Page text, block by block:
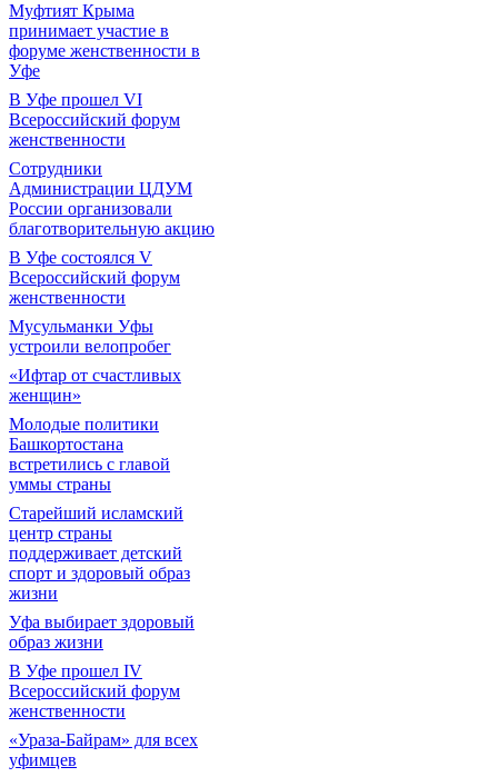
Муфтият Крыма
принимает участие в
форуме женственности в
Уфе
В Уфе прошел VI
Всероссийский форум
женственности
Сотрудники
Администрации ЦДУМ
России организовали
благотворительную акцию
В Уфе состоялся V
Всероссийский форум
женственности
Мусульманки Уфы
устроили велопробег
«Ифтар от счастливых
женщин»
Молодые политики
Башкортостана
встретились с главой
уммы страны
Старейший исламский
центр страны
поддерживает детский
спорт и здоровый образ
жизни
Уфа выбирает здоровый
образ жизни
В Уфе прошел IV
Всероссийский форум
женственности
«Ураза-Байрам» для всех
уфимцев